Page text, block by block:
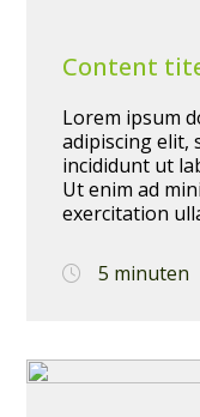
Content
Lorem ipsum
adipiscing elit,
incididunt ut
Ut enim ad
exercitation
in
dolore eu
laborum.
5 minuten